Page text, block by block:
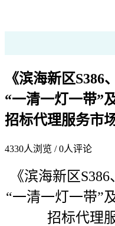
《滨海新区S386
“一清一灯一带”
招标代理服务市
4330人浏览 /0人评论
《滨海新区S386
“一清一灯一带”
招标代理